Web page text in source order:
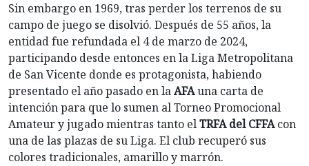
Sin embargo en 1969, tras perder los terrenos de su
campo de juego se disolvió. Después de 55 años, la
entidad fue refundada el 4 de marzo de 2024,
participando desde entonces en la Liga Metropolitana
de San Vicente donde es protagonista, habiendo
presentado el año pasado en laAFAuna carta de
intención para que lo sumen al Torneo Promocional
Amateur y jugado mientras tanto elTRFA del CFFAcon
una de las plazas de su Liga. El club recuperó sus
colores tradicionales, amarillo y marrón.